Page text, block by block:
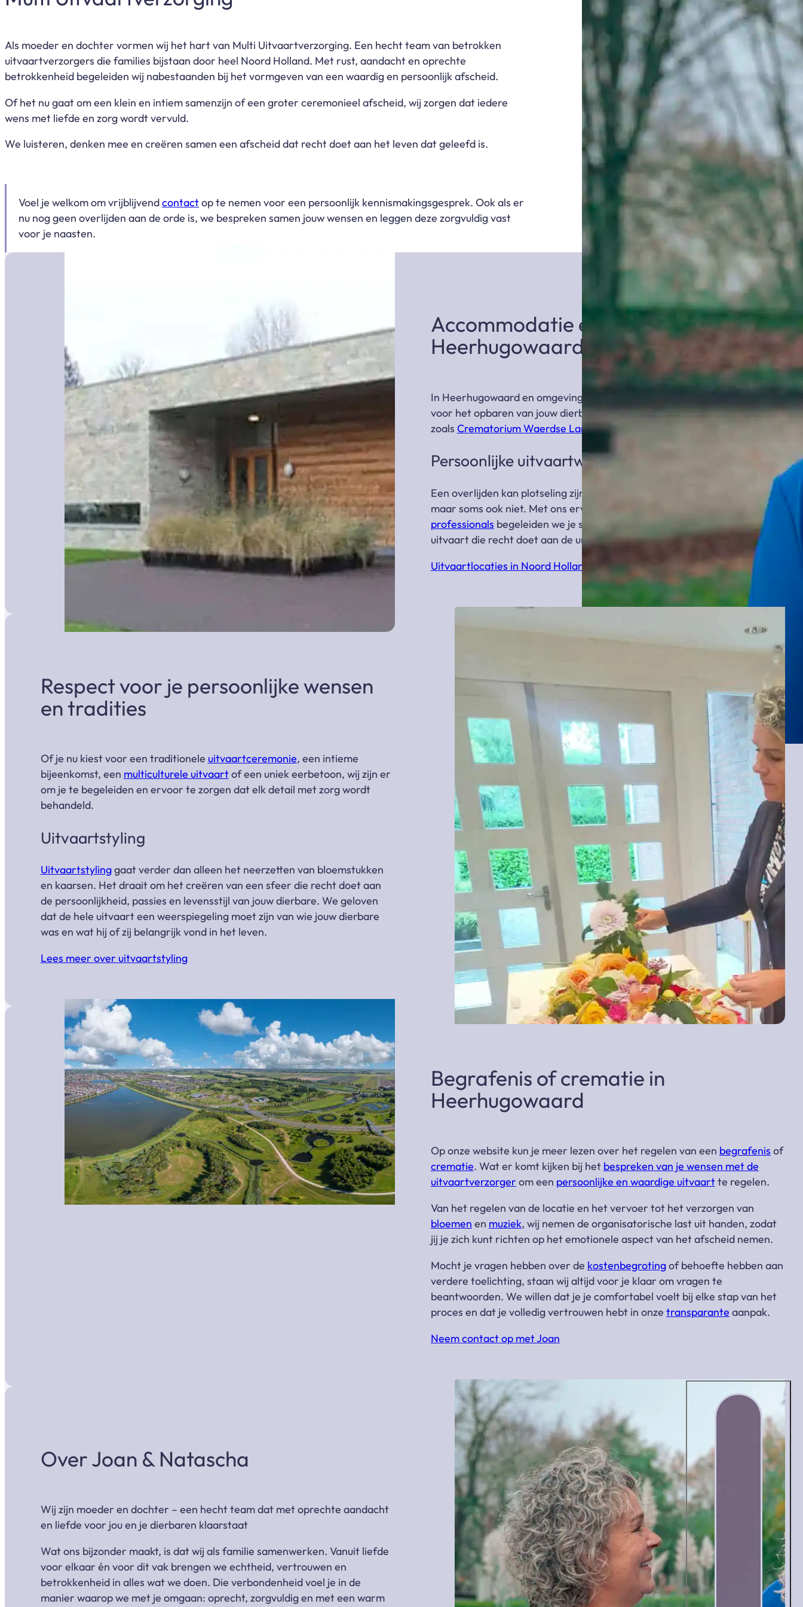
Als moeder en dochter vormen wij het hart van Multi Uitvaartverzorging. Een hecht team van betrokken
uitvaartverzorgers die families bijstaan door heel Noord Holland. Met rust, aandacht en oprechte
betrokkenheid begeleiden wij nabestaanden bij het vormgeven van een waardig en persoonlijk afscheid.
Of het nu gaat om een klein en intiem samenzijn of een groter ceremonieel afscheid, wij zorgen dat iedere
wens met liefde en zorg wordt vervuld.
We luisteren, denken mee en creëren samen een afscheid dat recht doet aan het leven dat geleefd is.
Voel je welkom om vrijblijvendcontactop te nemen voor een persoonlijk kennismakingsgesprek. Ook als er
nu nog geen overlijden aan de orde is, we bespreken samen jouw wensen en leggen deze zorgvuldig vast
voor je naasten.
Joan en Natascha van Multi Uitvaartverzorging
Accommodatie en uitvaartcentrum in
Heerhugowaard
In Heerhugowaard en omgeving zijn er verschillende mooie uitvaartcentra
voor het opbaren van jouw dierbare en voor debegrafenisofcrematie
zoals Crematorium Waerdse Landen.
Persoonlijke uitvaartwensen
Een overlijden kan plotseling zijn. Soms zijn er vooraf wensen vastgelegd,
maar soms ook niet. Met ons ervaren en toegewijde
professionals begeleiden we je stap voor stap bij het vormgeven van een
uitvaart die recht doet aan de unieke persoonlijkheid van jouw dierbare.
Uitvaartlocaties in Noord Holland
Respect voor je persoonlijke wensen
en tradities
Of je nu kiest voor een traditionele uitvaartceremonie, een intieme
bijeenkomst, een multiculturele uitvaartof een uniek eerbetoon, wij zijn er
om je te begeleiden en ervoor te zorgen dat elk detail met zorg wordt
behandeld.
Uitvaartstyling
Uitvaartstylinggaat verder dan alleen het neerzetten van bloemstukken
en kaarsen. Het draait om het creëren van een sfeer die recht doet aan
de persoonlijkheid, passies en levensstijl van jouw dierbare. We geloven
dat de hele uitvaart een weerspiegeling moet zijn van wie jouw dierbare
was en wat hij of zij belangrijk vond in het leven.
Lees meer over uitvaartstyling
Begrafenis of crematie in
Heerhugowaard
Op onze website kun je meer lezen over het regelen van een begrafenis of
crematie. Wat er komt kijken bij het bespreken van je wensen met de
uitvaartverzorger om een persoonlijke en waardige uitvaartte regelen.
Van het regelen van de locatie en het vervoer tot het verzorgen van
bloemen en muziek, wij nemen de organisatorische last uit handen, zodat
jij je zich kunt richten op het emotionele aspect van het afscheid nemen.
Mocht je vragen hebben over de kostenbegrotingof behoefte hebben aan
verdere toelichting, staan wij altijd voor je klaar om vragen te
beantwoorden. We willen dat je je comfortabel voelt bij elke stap van het
proces en dat je volledig vertrouwen hebt in onze transparante aanpak.
Neem contact op met Joan
Over Joan & Natascha
Wij zijn moeder en dochter – een hecht team dat met oprechte aandacht
en liefde voor jou en je dierbaren klaarstaat
Wat ons bijzonder maakt, is dat wij als familie samenwerken. Vanuit liefde
voor elkaar én voor dit vak brengen we echtheid, vertrouwen en
betrokkenheid in alles wat we doen. Die verbondenheid voel je in de
manier waarop we met je omgaan: oprecht, zorgvuldig en met een warm